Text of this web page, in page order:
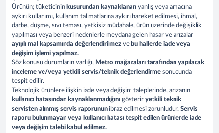
Ürünün; tüketicinin kusurundan kaynaklanan yanlış veya amacına
aykırı kullanımı, kullanım talimatlarına aykırı hareket edilmesi, ihmal,
darbe, düşme, sıvı teması, yetkisiz müdahale, ürün üzerinde değişiklik
yapılması veya benzeri nedenlerle meydana gelen hasar ve arızalar
ayıplı mal kapsamında değerlendirilmez ve bu hallerde iade veya
değişim işlemi yapılmaz.
Söz konusu durumların varlığı, Metro mağazaları tarafından yapılacak
inceleme ve/veya yetkili servis/teknik değerlendirme sonucunda
tespit edilir.
Teknolojik ürünlere ilişkin iade veya değişim taleplerinde, arızanın
kullanıcı hatasından kaynaklanmadığını gösterir yetkili teknik
servisten alınmış servis raporunun ibraz edilmesi zorunludur. Servis
raporu bulunmayan veya kullanıcı hatası tespit edilen ürünlerde iade
veya değişim talebi kabul edilmez.